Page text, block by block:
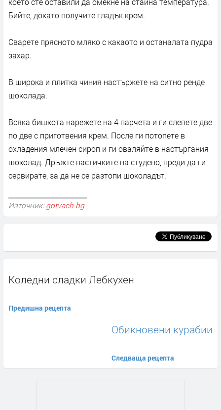
Бийте, докато получите гла­дък крем.
Сварете прясното мляко с какао­то и останалата пудра
захар.
В широка и плит­ка чиния настържете на ситно ренде
шокола­да.
Всяка бишкота нарежете на 4 парчета и ги слепете две
по две с приготвения крем. Пос­ле ги потопете в
охладения млечен сироп и ги оваляйте в настъргания
шоколад. Дръжте пастичките на студено, преди да ги
сервирате, за да не се разтопи шоколадът.
Източник: gotvach.bg
Коледни сладки Лебкухен
Предишна рецепта
Обикновени курабии
Следваща рецепта